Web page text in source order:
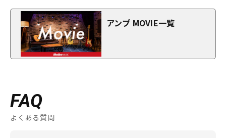
アンプ MOVIE一覧
FAQ
よくある質問